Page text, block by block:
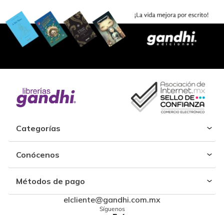
Categorías
Conócenos
Métodos de pago
elcliente@gandhi.com.mx
Síguenos